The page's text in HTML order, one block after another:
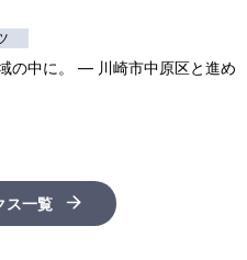
の中に。 ― 川崎市中原区と進め
ス一覧